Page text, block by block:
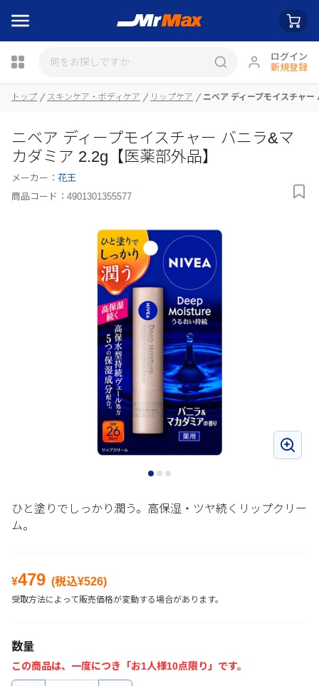
ログイン
新規登録
トップ スキンケア・ボディケア リップケア ニベア ディープモイスチャ
ニベア ディープモイスチャー バニラ&マ
カダミア 2.2g【医薬部外品】
メーカー： 花王
商品コード： 4901301355577
ひと塗りでしっかり潤う。高保湿・ツヤ続くリップクリー
ム。
¥479 (税込¥526)
受取方法によって販売価格が変動する場合があります。
数量
この商品は、一度につき「お1人様10点限り」です。